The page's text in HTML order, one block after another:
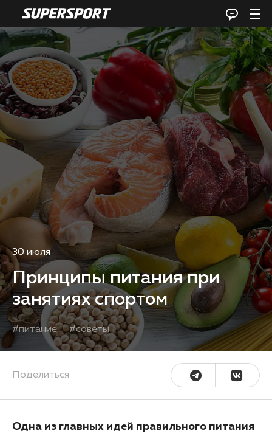
30 июля
Принципы питания при
занятиях спортом
#питание #советы
Поделиться
Одна из главных идей правильного питания